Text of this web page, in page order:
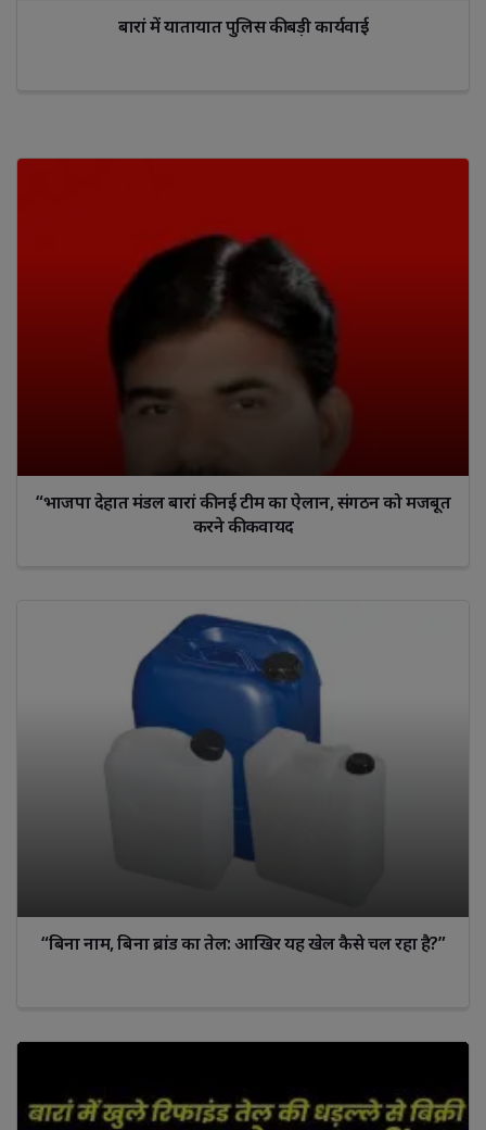
बारां में यातायात पुलिस की बड़ी कार्यवाई
“भाजपा देहात मंडल बारां की नई टीम का ऐलान, संगठन को मजबूत
करने की कवायद
“बिना नाम, बिना ब्रांड का तेल: आखिर यह खेल कैसे चल रहा है?”